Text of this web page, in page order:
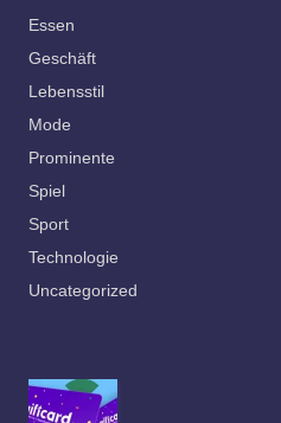
Essen
Geschäft
Lebensstil
Mode
Prominente
Spiel
Sport
Technologie
Uncategorized